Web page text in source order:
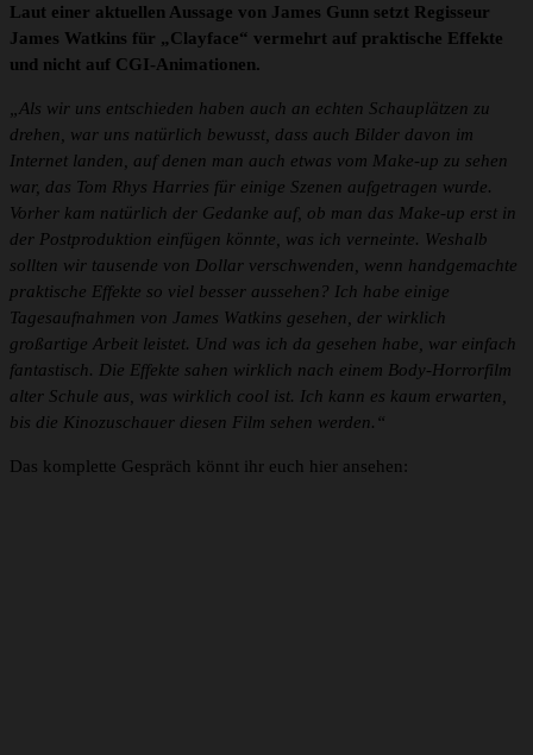
Laut einer aktuellen Aussage von James Gunn setzt Regisseur
James Watkins für „Clayface“ vermehrt auf praktische Effekte
und nicht auf CGI-Animationen.
„Als wir uns entschieden haben auch an echten Schauplätzen zu
drehen, war uns natürlich bewusst, dass auch Bilder davon im
Internet landen, auf denen man auch etwas vom Make-up zu sehen
war, das Tom Rhys Harries für einige Szenen aufgetragen wurde.
Vorher kam natürlich der Gedanke auf, ob man das Make-up erst in
der Postproduktion einfügen könnte, was ich verneinte. Weshalb
sollten wir tausende von Dollar verschwenden, wenn handgemachte
praktische Effekte so viel besser aussehen? Ich habe einige
Tagesaufnahmen von James Watkins gesehen, der wirklich
großartige Arbeit leistet. Und was ich da gesehen habe, war einfach
fantastisch. Die Effekte sahen wirklich nach einem Body-Horrorfilm
alter Schule aus, was wirklich cool ist. Ich kann es kaum erwarten,
bis die Kinozuschauer diesen Film sehen werden.“
Das komplette Gespräch könnt ihr euch hier ansehen: